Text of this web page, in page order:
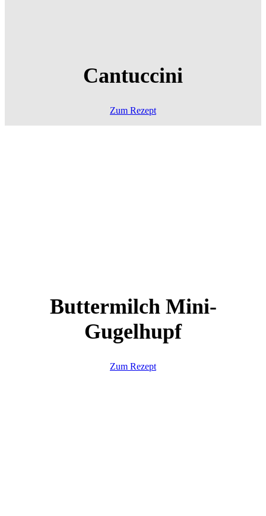
Cantuccini
Zum Rezept
Buttermilch Mini-
Gugelhupf
Zum Rezept